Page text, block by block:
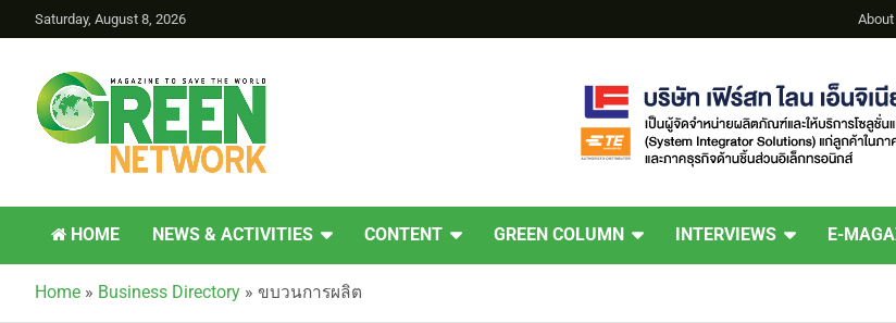
Saturday, August 8, 2026 About
Green Network
HOME NEWS & ACTIVITIES CONTENT GREEN COLUMN INTERVIEWS E-
Home » Business Directory » ขบวนการผลิต